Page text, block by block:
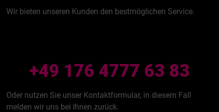
Wir bieten unseren Kunden den bestmöglichen Service.
+49 176 4777 63 83
Oder nutzen Sie unser Kontaktformular, in diesem Fall
melden wir uns bei Ihnen zurück.